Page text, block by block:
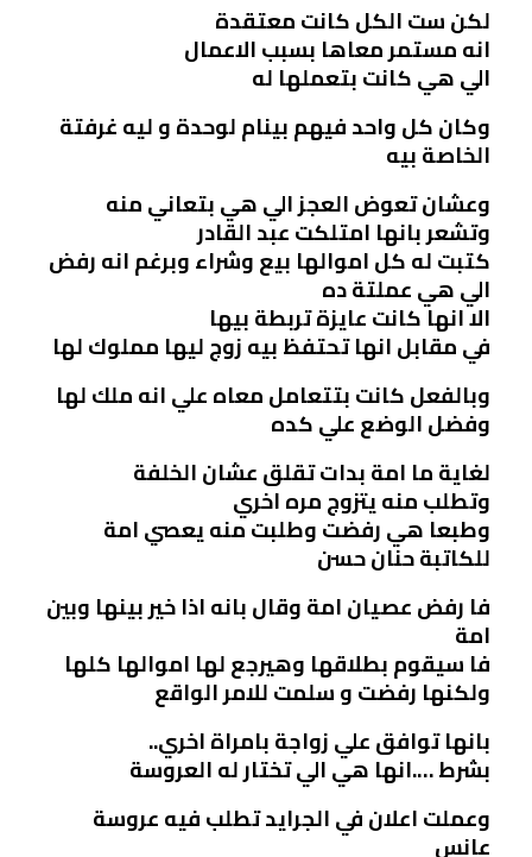
لكن ست الكل كانت معتقدة
انه مستمر معاها بسبب الاعمال
الي هي كانت بتعملها له
وكان كل واحد فيهم بينام لوحدة و ليه غرفتة
الخاصة بيه
وعشان تعوض العجز الي هي بتعاني منه
وتشعر بانها امتلكت عبد القادر
كتبت له كل اموالها بيع وشراء وبرغم انه رفض
الي هي عملتة ده
الا انها كانت عايزة تربطة بيها
في مقابل انها تحتفظ بيه زوج ليها مملوك لها
وبالفعل كانت بتتعامل معاه علي انه ملك لها
وفضل الوضع علي كده
لغاية ما امة بدات تقلق عشان الخلفة
وتطلب منه يتزوج مره اخري
وطبعا هي رفضت وطلبت منه يعصي امة
للكاتبة حنان حسن
فا رفض عصيان امة وقال بانه اذا خير بينها وبين
امة
فا سيقوم بطلاقها وهيرجع لها اموالها كلها
ولكنها رفضت و سلمت للامر الواقع
بانها توافق علي زواجة بامراة اخري..
بشرط ….انها هي الي تختار له العروسة
وعملت اعلان في الجرايد تطلب فيه عروسة
عانس